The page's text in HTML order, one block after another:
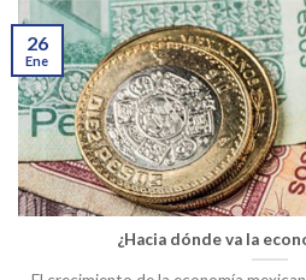
¿Hacia dónde va la
26
Ene